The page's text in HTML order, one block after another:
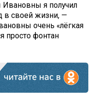
Ивановны я получил
в своей жизни, —
очень «лёгкая
просто фонтан